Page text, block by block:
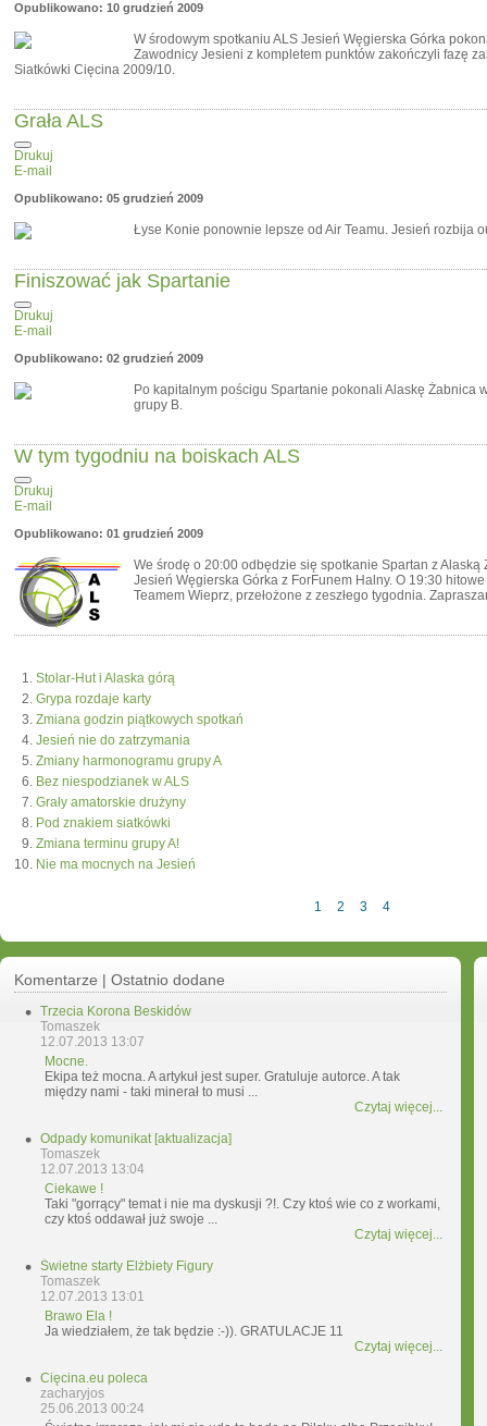
Opublikowano: 10 grudzień 2009
W środowym spotkaniu ALS Jesień Węgierska Górka
Zawodnicy Jesieni z kompletem punktów zakończyli fazę
Siatkówki Cięcina 2009/10.
Grała ALS
Drukuj
E-mail
Opublikowano: 05 grudzień 2009
Łyse Konie ponownie lepsze od Air Teamu. Jesień rozbija
Finiszować jak Spartanie
Drukuj
E-mail
Opublikowano: 02 grudzień 2009
Po kapitalnym pościgu Spartanie pokonali Alaskę Żabnica
grupy B.
W tym tygodniu na boiskach ALS
Drukuj
E-mail
Opublikowano: 01 grudzień 2009
We środę o 20:00 odbędzie się spotkanie Spartan z Alaską
Jesień Węgierska Górka z ForFunem Halny. O 19:30
Teamem Wieprz, przełożone z zeszłego tygodnia.
Stolar-Hut i Alaska górą
Grypa rozdaje karty
Zmiana godzin piątkowych spotkań
Jesień nie do zatrzymania
Zmiany harmonogramu grupy A
Bez niespodzianek w ALS
Grały amatorskie drużyny
Pod znakiem siatkówki
Zmiana terminu grupy A!
Nie ma mocnych na Jesień
1 2 3 4
Komentarze | Ostatnio dodane
Trzecia Korona Beskidów
Tomaszek
12.07.2013 13:07
Mocne.
Ekipa też mocna. A artykuł jest super. Gratuluje autorce. A tak
między nami - taki minerał to musi ...
Czytaj więcej...
Odpady komunikat [aktualizacja]
Tomaszek
12.07.2013 13:04
Ciekawe !
Taki "gorrący" temat i nie ma dyskusji ?!. Czy ktoś wie co z workami,
czy ktoś oddawał już swoje ...
Czytaj więcej...
Świetne starty Elżbiety Figury
Tomaszek
12.07.2013 13:01
Brawo Ela !
Ja wiedziałem, że tak będzie :-)). GRATULACJE 11
Czytaj więcej...
Cięcina.eu poleca
zacharyjos
25.06.2013 00:24